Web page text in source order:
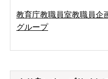
教育庁教職員室教職員企
グループ